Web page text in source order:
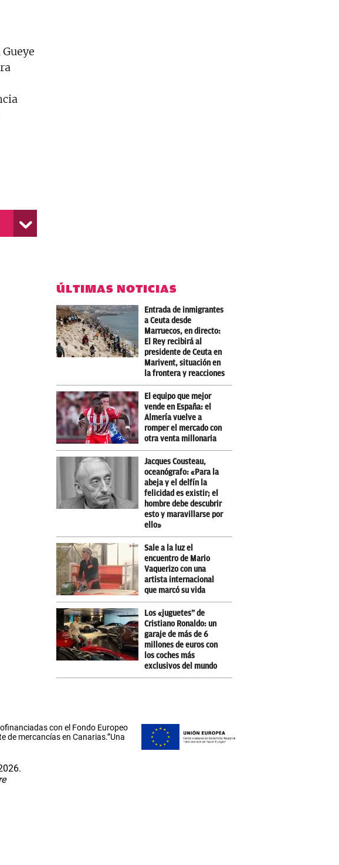
ÚLTIMAS NOTICIAS
Entrada de inmigrantes
a Ceuta desde
Marruecos, en directo:
El Rey recibirá al
presidente de Ceuta en
Marivent, situación en
la frontera y reacciones
El equipo que mejor
vende en España: el
Almería vuelve a
romper el mercado con
otra venta millonaria
Jacques Cousteau,
oceanógrafo: «Para la
abeja y el delfín la
felicidad es existir; el
hombre debe descubrir
esto y maravillarse por
ello»
Sale a la luz el
encuentro de Mario
Vaquerizo con una
artista internacional
que marcó su vida
Los «juguetes” de
Cristiano Ronaldo: un
garaje de más de 6
millones de euros con
los coches más
exclusivos del mundo
con el Fondo Europeo
de mercancías en Canarias.”Una